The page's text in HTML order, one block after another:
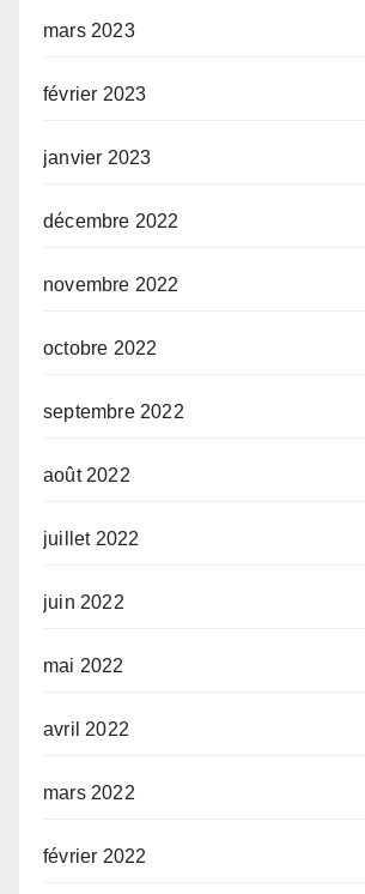
mars 2023
février 2023
janvier 2023
décembre 2022
novembre 2022
octobre 2022
septembre 2022
août 2022
juillet 2022
juin 2022
mai 2022
avril 2022
mars 2022
février 2022